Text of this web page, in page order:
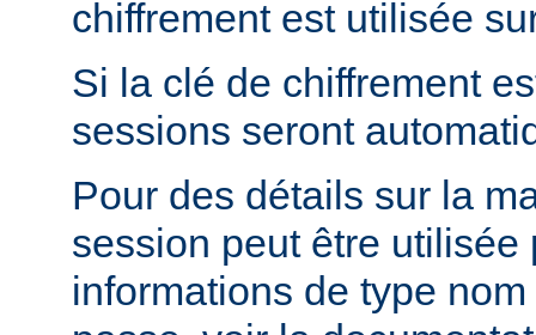
chiffrement est utilisée
Si la clé de chiffrement
sessions seront
Pour des détails sur la
session peut être utilisée
informations de type